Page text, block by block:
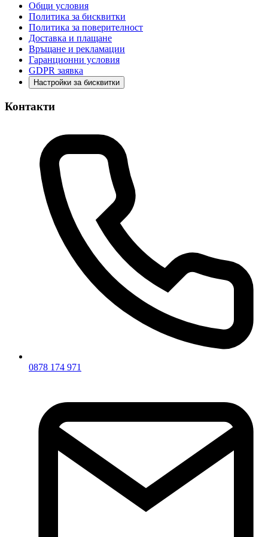
Общи условия
Политика за бисквитки
Политика за поверителност
Доставка и плащане
Връщане и рекламации
Гаранционни условия
GDPR заявка
Настройки за бисквитки
Контакти
0878 174 971